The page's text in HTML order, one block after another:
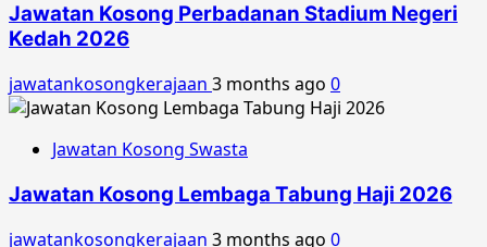
Jawatan Kosong Perbadanan Stadium Negeri
Kedah 2026
jawatankosongkerajaan 3 months ago 0
Jawatan Kosong Swasta
Jawatan Kosong Lembaga Tabung Haji 2026
jawatankosongkerajaan 3 months ago 0